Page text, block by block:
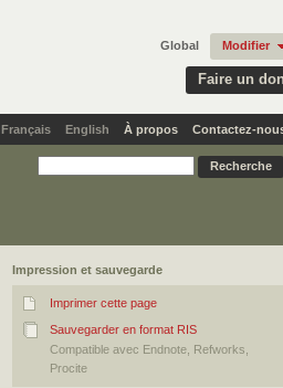
Faire un
Global Modifier
Français English À propos Contactez-
Impression et sauvegarde
Imprimer cette page
Sauvegarder en format RIS
Compatible avec Endnote, Refworks,
Procite